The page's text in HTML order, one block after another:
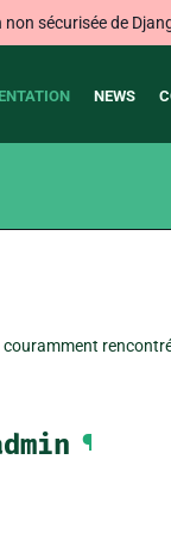
sécurisée de
NEWS
¶